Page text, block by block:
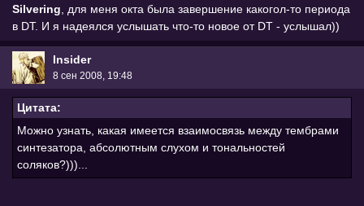
Silvering , для меня окта была завершение какогол-то периода
в DT. И я надеялся услышать что-то новое от DT - услышал))
Insider
8 сен 2008, 19:48
Цитата:
Можно узнать, какая имеется взаимосвязь между тембрами
синтезатора, абсолютным слухом и тональностей
соляков?)))...